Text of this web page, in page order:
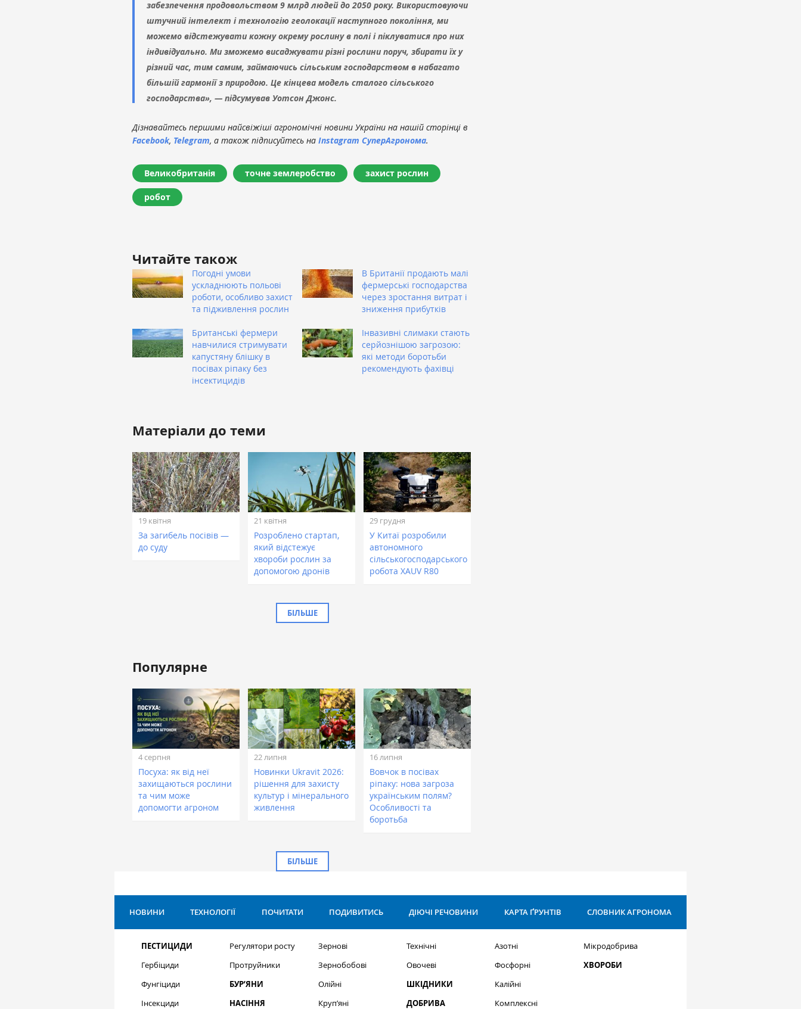
забезпечення продовольством 9 млрд людей до 2050 року. Використовуючи
штучний інтелект і технологію геолокації наступного покоління, ми
можемо відстежувати кожну окрему рослину в полі і піклуватися про них
індивідуально. Ми зможемо висаджувати різні рослини поруч, збирати їх у
різний час, тим самим, займаючись сільським господарством в набагато
більшій гармонії з природою. Це кінцева модель сталого сільського
господарства», — підсумував Уотсон Джонс.
Дізнавайтесь першими найсвіжіші агрономічні новини України на нашій сторінці в
Facebook, Telegram, а також підписуйтесь на Instagram СуперАгронома.
Великобританія точне землеробство захист рослин
робот
Читайте також
Погодні умови
ускладнюють польові
роботи, особливо захист
та підживлення рослин
В Британії продають малі
фермерські господарства
через зростання витрат і
зниження прибутків
Британські фермери
навчилися стримувати
капустяну блішку в
посівах ріпаку без
інсектицидів
Інвазивні слимаки стають
серйознішою загрозою:
які методи боротьби
рекомендують фахівці
Матеріали до теми
19 квітня
За загибель посівів —
до суду
21 квітня
Розроблено стартап,
який відстежує
хвороби рослин за
допомогою дронів
29 грудня
У Китаї розробили
автономного
сільськогосподарського
робота XAUV R80
БІЛЬШЕ
Популярне
4 серпня
Посуха: як від неї
захищаються рослини
та чим може
допомогти агроном
22 липня
Новинки Ukravit 2026:
рішення для захисту
культур і мінерального
живлення
16 липня
Вовчок в посівах
ріпаку: нова загроза
українським полям?
Особливості та
боротьба
БІЛЬШЕ
НОВИНИ ТЕХНОЛОГІЇ ПОЧИТАТИ ПОДИВИТИСЬ ДІЮЧІ РЕЧОВИНИ КАРТА ҐРУНТІВ СЛОВНИК АГРОНОМА
ПЕСТИЦИДИ
Гербіциди
Фунгіциди
Інсекциди
Регулятори росту
Протруйники
БУР’ЯНИ
НАСІННЯ
Зернові
Зернобобові
Олійні
Круп’яні
Технічні
Овочеві
ШКІДНИКИ
ДОБРИВА
Азотні
Фосфорні
Калійні
Комплексні
Мікродобрива
ХВОРОБИ